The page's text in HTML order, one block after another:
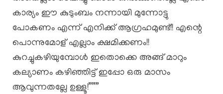
കാര്യം ഈ കുടുംബം നന്നായി മുന്നോട്ടു
പോകണം എന്ന് എനിക്ക് ആഗ്രഹമുണ്ട്!! എന്റെ
പൊന്നുമോള് എല്ലാം ക്ഷമിക്കണം!!
കുറച്ചുകഴിയുമ്പോൾ ഇതൊക്കെ അങ്ങ് മാറും
കല്യാണം കഴിഞ്ഞിട്ട് ഇപ്പോ ഒരു മാസം
ആവുന്നതല്ലേ ഉള്ളൂ!”””